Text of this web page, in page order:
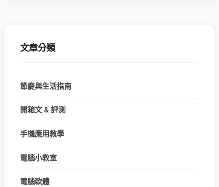
文章分類
節慶與生活指南
開箱文 & 評測
手機應用教學
電腦小教室
電腦軟體